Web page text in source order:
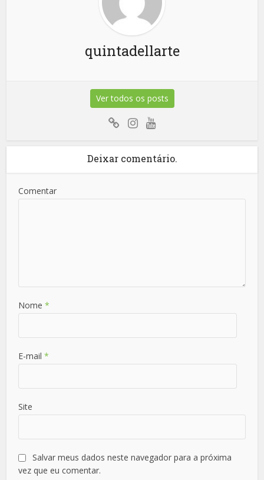
quintadellarte
Ver todos os posts
Deixar comentário.
Comentar
Nome*
E-mail*
Site
Salvar meus dados neste navegador para a próxima
vez que eu comentar.